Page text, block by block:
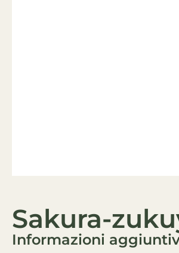
Sakura-
Informazioni